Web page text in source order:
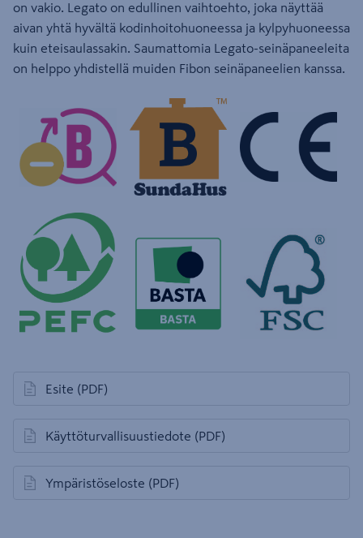
on vakio. Legato on edullinen vaihtoehto, joka näyttää
aivan yhtä hyvältä kodinhoitohuoneessa ja kylpyhuoneessa
kuin eteisaulassakin. Saumattomia Legato-seinäpaneeleita
on helppo yhdistellä muiden Fibon seinäpaneelien kanssa.
Esite (PDF)
avautuu uuteen välilehteen
Käyttöturvallisuustiedote (PDF)
avautuu uuteen välilehteen
Ympäristöseloste (PDF)
avautuu uuteen välilehteen